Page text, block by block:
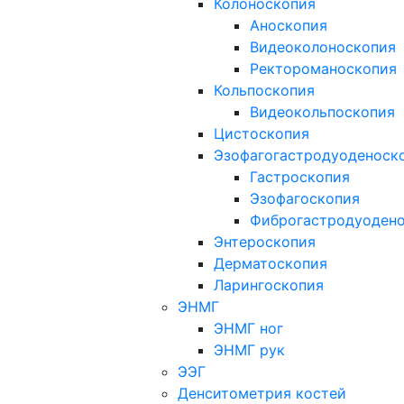
Колоноскопия
Аноскопия
Видеоколоноскопия
Ректороманоскопия
Кольпоскопия
Видеокольпоскопия
Цистоскопия
Гастроскопия
Эзофагоскопия
Энтероскопия
Дерматоскопия
Ларингоскопия
ЭНМГ
ЭНМГ ног
ЭНМГ рук
ЭЭГ
Денситометрия костей